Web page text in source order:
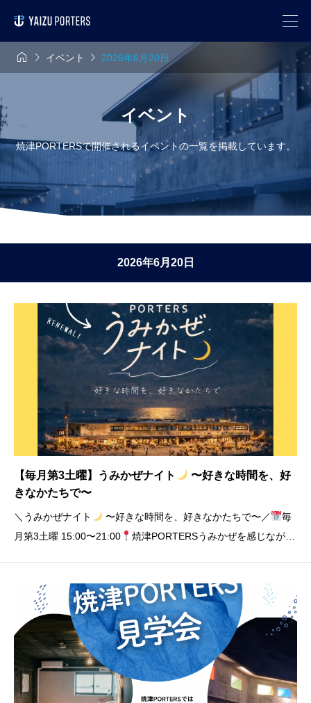
  イベント  2026年6月20日
イベント
焼津PORTERSで開催されるイベントの一覧を掲載しています。
2026年6月20日
【毎月第3土曜】うみかぜナイト
〜好きな時間を、好
きなかたちで〜
＼うみかぜナイト 〜好きな時間を、好きなかたちで〜／
毎
月第3土曜 15:00〜21:00
焼津PORTERSうみかぜを感じながら
焼き菓子を